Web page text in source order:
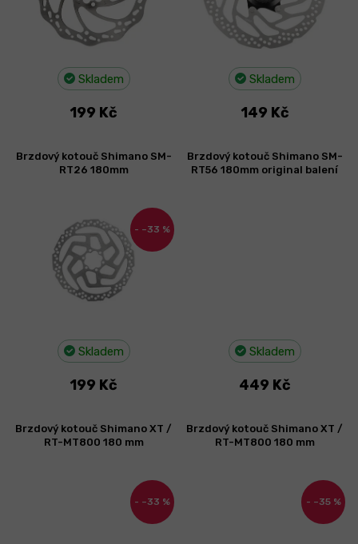
Skladem
199 Kč
Skladem
149 Kč
–33 %
Brzdový kotouč Shimano SM-
RT26 180mm
Skladem
199 Kč
Brzdový kotouč Shimano SM-
RT56 180mm original balení
Skladem
449 Kč
–33 %
Brzdový kotouč Shimano XT /
RT-MT800 180 mm
–35 %
Brzdový kotouč Shimano XT /
RT-MT800 180 mm